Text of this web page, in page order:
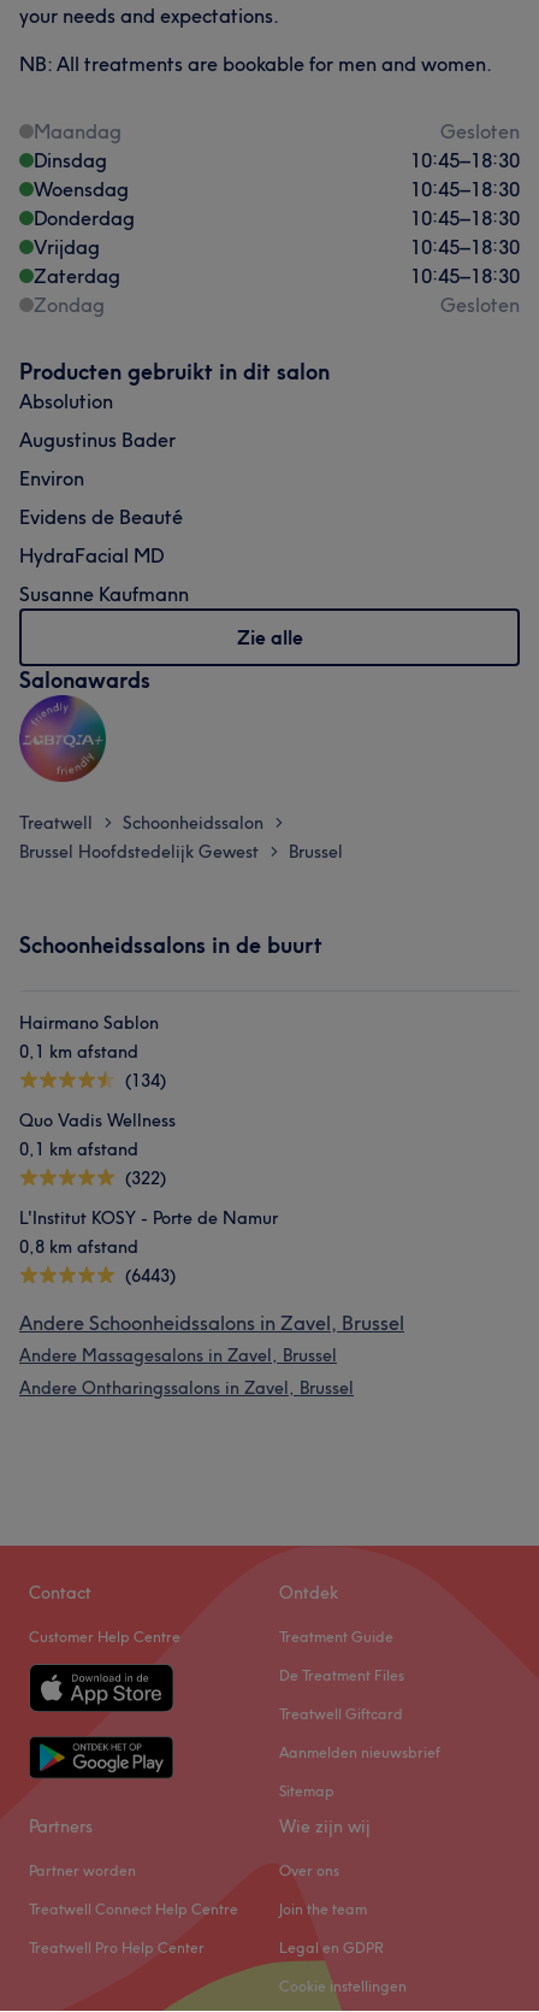
your needs and expectations.
NB: All treatments are bookable for men and women.
Maandag
Gesloten
Dinsdag
10:45–18:30
Woensdag
10:45–18:30
Donderdag
10:45–18:30
Vrijdag
10:45–18:30
Zaterdag
10:45–18:30
Zondag
Gesloten
Producten gebruikt in dit salon
Absolution
Augustinus Bader
Environ
Evidens de Beauté
HydraFacial MD
Susanne Kaufmann
Zie alle
Salonawards
Treatwell > Schoonheidssalon >
Brussel Hoofdstedelijk Gewest > Brussel
Schoonheidssalons in de buurt
Hairmano Sablon
0,1 km afstand
(134)
Quo Vadis Wellness
0,1 km afstand
(322)
L'Institut KOSY - Porte de Namur
0,8 km afstand
(6443)
Andere Schoonheidssalons in Zavel, Brussel
Andere Massagesalons in Zavel, Brussel
Andere Ontharingssalons in Zavel, Brussel
Contact
Customer Help Centre
Ontdek
Treatment Guide
De Treatment Files
Treatwell Giftcard
Aanmelden nieuwsbrief
Sitemap
Partners
Partner worden
Treatwell Connect Help Centre
Treatwell Pro Help Center
Wie zijn wij
Over ons
Join the team
Legal en GDPR
Cookie instellingen